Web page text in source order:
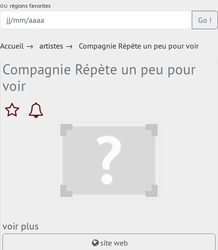
ou régions favorites
Go !
Accueil → artistes → Compagnie Répète un peu pour voir
Compagnie Répète un peu pour
voir
voir plus
site web